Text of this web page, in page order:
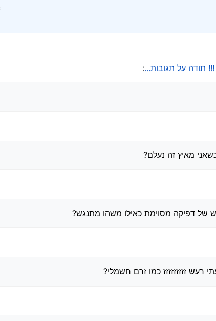
פרסה על מהירות של כ 20 קמ"ש?
ולא נעלם לאחר מילוי אוויר?
:
מאיץ זה נעלם?
של דפיקה מסוימת כאילו משהו מתנגש?
זזזזזזזזז כמו זרם חשמלי?